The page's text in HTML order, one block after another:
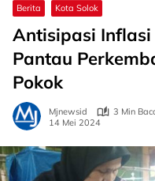
Berita Kota Solok
Antisipasi Inflasi
Pantau
Pokok
Mjnewsid
3 Min
14 Mei 2024